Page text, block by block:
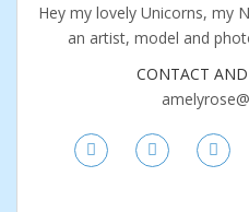
Hey my lovely Unicorns, my
an artist, model and
CONTACT